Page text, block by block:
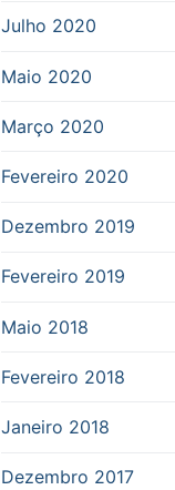
Julho 2020
Maio 2020
Março 2020
Fevereiro 2020
Dezembro 2019
Fevereiro 2019
Maio 2018
Fevereiro 2018
Janeiro 2018
Dezembro 2017